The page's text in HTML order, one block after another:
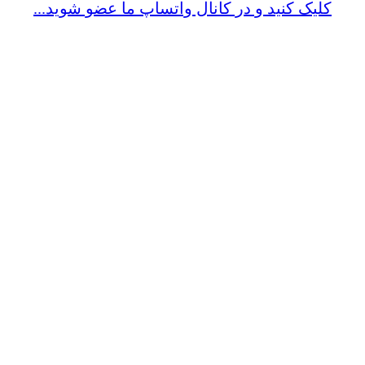
کلیک کنید و در کانال واتساپ ما عضو شوید...